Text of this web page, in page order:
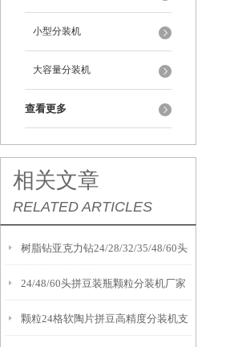
小型分装机
大容量分装机
查看更多
相关文章
RELATED ARTICLES
树脂钻亚克力钻24/28/32/35/48/60头
颗粒分装机支持定制
24/48/60头拼豆装瓶颗粒分装机厂家
颗粒24格软陶片拼豆高精度分装机支